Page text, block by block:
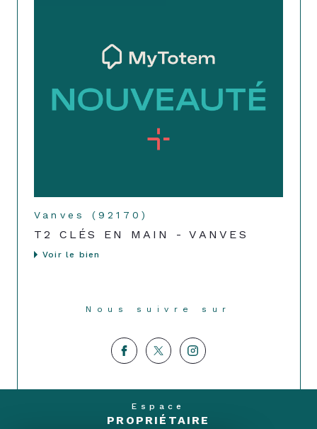
Vanves (92170)
T2 CLÉS EN MAIN - VANVES
Voir le bien
Nous suivre sur
Espace
PROPRIÉTAIRE